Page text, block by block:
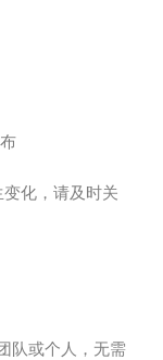
化，请及时关
队或个人，无需